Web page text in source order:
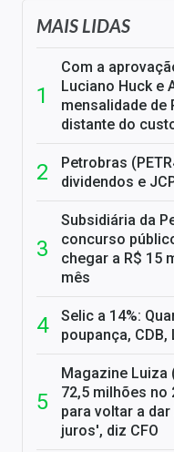
MAIS LIDAS
Com a
Luciano Huck e
mensalidade de
distante do
Petrobras
dividendos e
Subsidiária da
concurso
chegar a R$ 15
mês
Selic a 14%:
poupança, CDB,
Magazine Luiza
72,5 milhões no
para voltar a
juros', diz CFO